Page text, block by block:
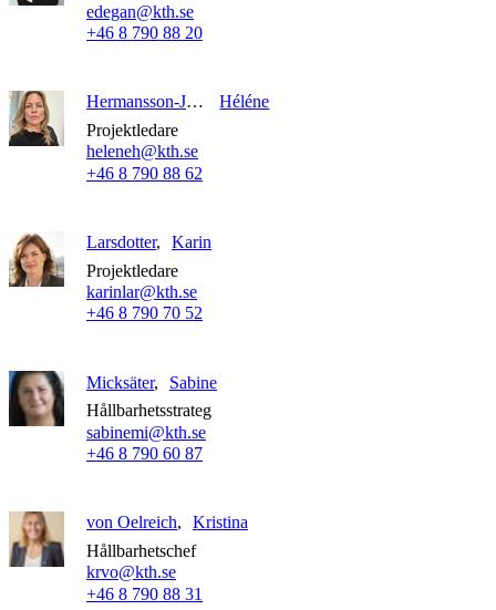
edegan@kth.se
+46 8 790 88 20
Hermansson-Järvenpää
Héléne
Projektledare
heleneh@kth.se
+46 8 790 88 62
Larsdotter
Karin
Projektledare
karinlar@kth.se
+46 8 790 70 52
Micksäter
Sabine
Hållbarhetsstrateg
sabinemi@kth.se
+46 8 790 60 87
von Oelreich
Kristina
Hållbarhetschef
krvo@kth.se
+46 8 790 88 31